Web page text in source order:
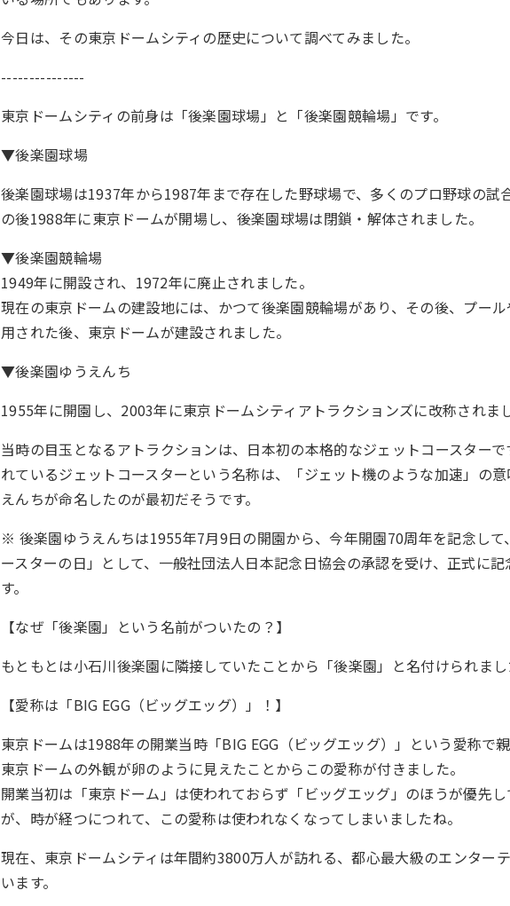
今日は、その東京ドームシティの歴史について調べてみました。
---------------
東京ドームシティの前身は「後楽園球場」と「後楽園競輪場」です。
▼後楽園球場
後楽園球場は1937年から1987年まで存在した野球場で、多くのプロ野球の試
の後1988年に東京ドームが開場し、後楽園球場は閉鎖・解体されました。
▼後楽園競輪場
1949年に開設され、1972年に廃止されました。
現在の東京ドームの建設地には、かつて後楽園競輪場があり、その後、プー
用された後、東京ドームが建設されました。
▼後楽園ゆうえんち
1955年に開園し、2003年に東京ドームシティアトラクションズに改称されま
当時の目玉となるアトラクションは、日本初の本格的なジェットコースター
れているジェットコースターという名称は、「ジェット機のような加速」の
えんちが命名したのが最初だそうです。
※ 後楽園ゆうえんちは1955年7月9日の開園から、今年開園70周年を記念して
ースターの日」として、一般社団法人日本記念日協会の承認を受け、正式に
す。
【なぜ「後楽園」という名前がついたの？】
もともとは小石川後楽園に隣接していたことから「後楽園」と名付けられまし
【愛称は「BIG EGG（ビッグエッグ）」！】
東京ドームは1988年の開業当時「BIG EGG（ビッグエッグ）」という愛称で
東京ドームの外観が卵のように見えたことからこの愛称が付きました。
開業当初は「東京ドーム」は使われておらず「ビッグエッグ」のほうが優先
が、時が経つにつれて、この愛称は使われなくなってしまいましたね。
現在、東京ドームシティは年間約3800万人が訪れる、都心最大級のエンター
います。